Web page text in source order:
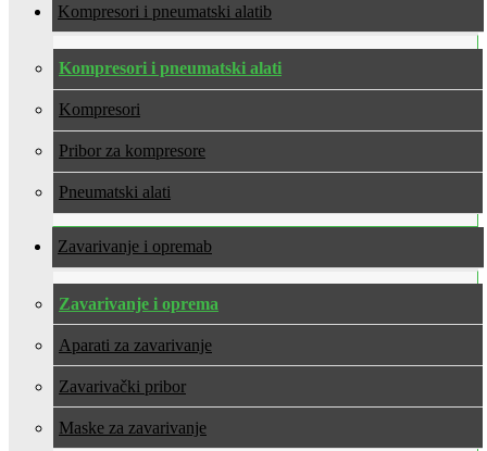
Kompresori i pneumatski alati
Kompresori i pneumatski alati
Kompresori
Pribor za kompresore
Pneumatski alati
Zavarivanje i oprema
Zavarivanje i oprema
Aparati za zavarivanje
Zavarivački pribor
Maske za zavarivanje